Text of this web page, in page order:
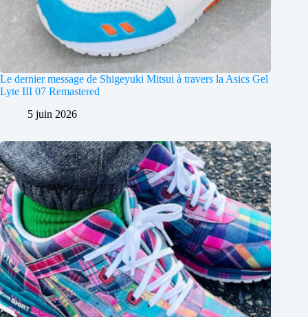
Le dernier message de Shigeyuki Mitsui à travers la Asics Gel
Lyte III 07 Remastered
5 juin 2026